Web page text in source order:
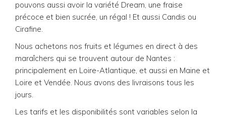
pouvons aussi avoir la variété Dream, une fraise
précoce et bien sucrée, un régal ! Et aussi Candis ou
Cirafine.
Nous achetons nos fruits et légumes en direct à des
maraîchers qui se trouvent autour de Nantes :
principalement en Loire-Atlantique, et aussi en Maine et
Loire et Vendée. Nous avons des livraisons tous les
jours.
Les tarifs et les disponibilités sont variables selon la